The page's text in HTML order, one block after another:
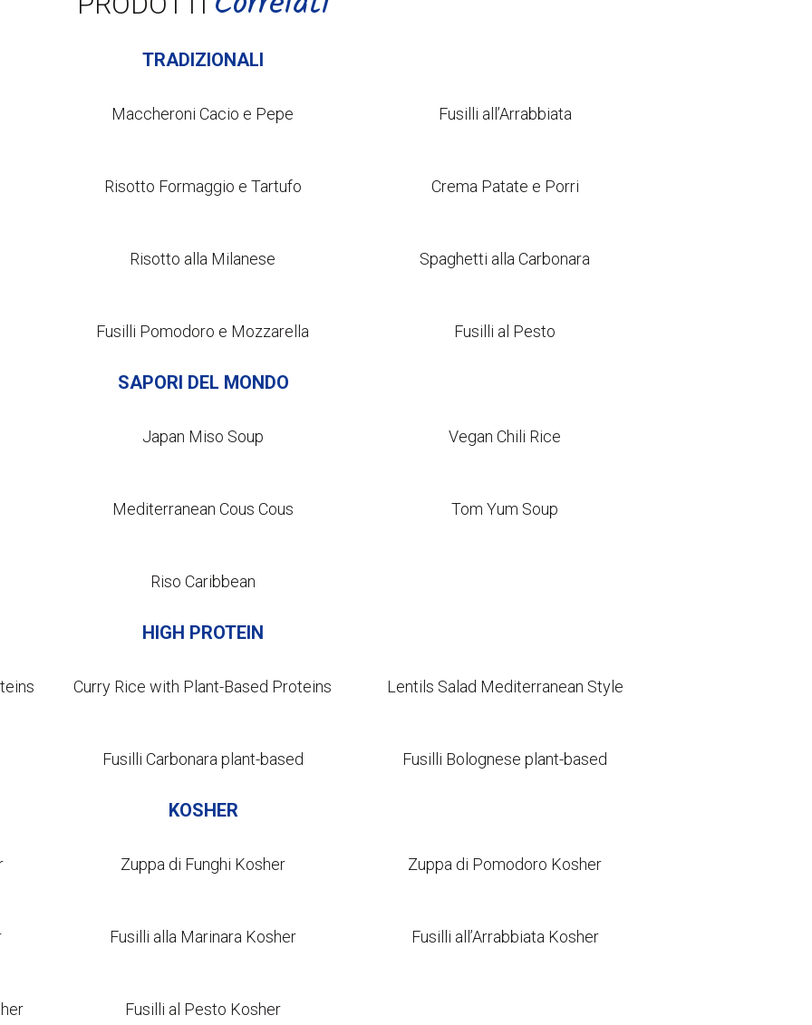
TRADIZIONALI
Maccheroni Cacio e Pepe Fusilli all’Arrabbiata
Risotto Formaggio e Tartufo Crema Patate e Porri
Risotto alla Milanese Spaghetti alla Carbonara
Fusilli Pomodoro e Mozzarella Fusilli al Pesto
SAPORI DEL MONDO
Japan Miso Soup Vegan Chili Rice
Mediterranean Cous Cous Tom Yum Soup
Riso Caribbean
HIGH PROTEIN
Curry Rice with Plant-Based Proteins Lentils Salad Mediterranean Style
Fusilli Carbonara plant-based Fusilli Bolognese plant-based
KOSHER
Zuppa di Funghi Kosher Zuppa di Pomodoro Kosher
Fusilli alla Marinara Kosher Fusilli all’Arrabbiata Kosher
Fusilli al Pesto Kosher